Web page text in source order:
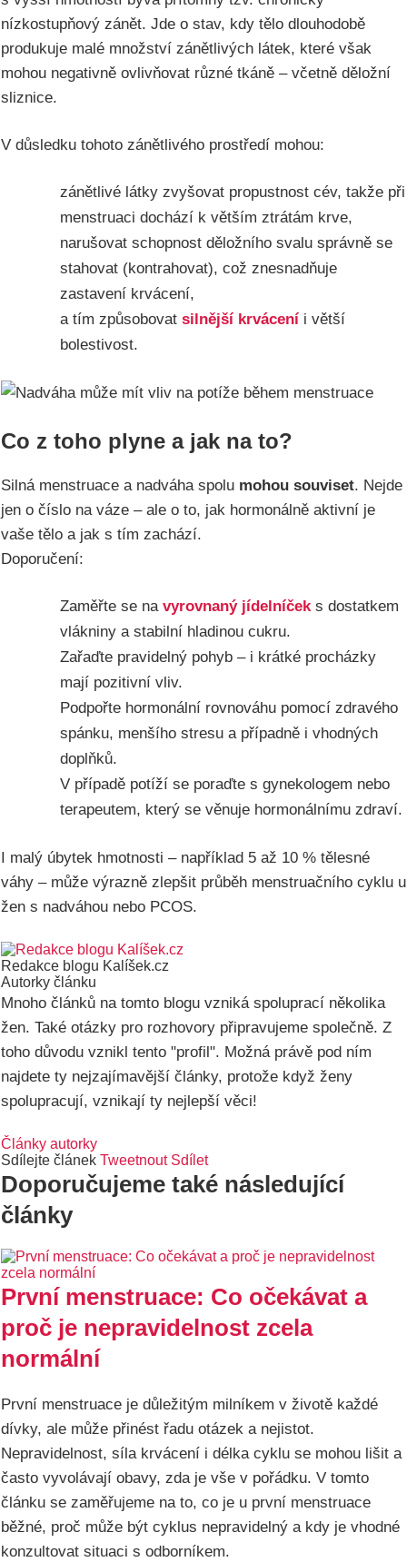
nízkostupňový zánět. Jde o stav, kdy tělo dlouhodobě
produkuje malé množství zánětlivých látek, které však
mohou negativně ovlivňovat různé tkáně – včetně děložní
sliznice.
V důsledku tohoto zánětlivého prostředí mohou:
zánětlivé látky zvyšovat propustnost cév, takže při
menstruaci dochází k větším ztrátám krve,
narušovat schopnost děložního svalu správně se
stahovat (kontrahovat), což znesnadňuje
zastavení krvácení,
a tím způsobovat silnější krvácení i větší
bolestivost.
Co z toho plyne a jak na to?
Silná menstruace a nadváha spolu mohou souviset. Nejde
jen o číslo na váze – ale o to, jak hormonálně aktivní je
vaše tělo a jak s tím zachází.
Doporučení:
Zaměřte se na vyrovnaný jídelníček s dostatkem
vlákniny a stabilní hladinou cukru.
Zařaďte pravidelný pohyb – i krátké procházky
mají pozitivní vliv.
Podpořte hormonální rovnováhu pomocí zdravého
spánku, menšího stresu a případně i vhodných
doplňků.
V případě potíží se poraďte s gynekologem nebo
terapeutem, který se věnuje hormonálnímu zdraví.
I malý úbytek hmotnosti – například 5 až 10 % tělesné
váhy – může výrazně zlepšit průběh menstruačního cyklu u
žen s nadváhou nebo PCOS.
Redakce blogu Kalíšek.cz
Autorky článku
Mnoho článků na tomto blogu vzniká spoluprací několika
žen. Také otázky pro rozhovory připravujeme společně. Z
toho důvodu vznikl tento "profil". Možná právě pod ním
najdete ty nejzajímavější články, protože když ženy
spolupracují, vznikají ty nejlepší věci!
Články autorky
Sdílejte článek Tweetnout Sdílet
Doporučujeme také následující
články
První menstruace: Co očekávat a
proč je nepravidelnost zcela
normální
První menstruace je důležitým milníkem v životě každé
dívky, ale může přinést řadu otázek a nejistot.
Nepravidelnost, síla krvácení i délka cyklu se mohou lišit a
často vyvolávají obavy, zda je vše v pořádku. V tomto
článku se zaměřujeme na to, co je u první menstruace
běžné, proč může být cyklus nepravidelný a kdy je vhodné
konzultovat situaci s odborníkem.